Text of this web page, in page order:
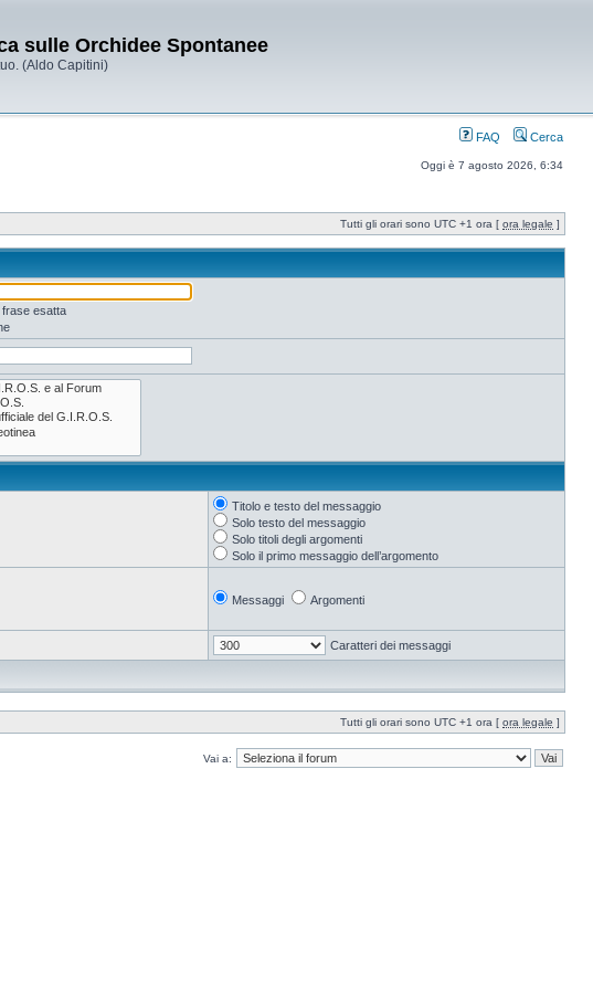
sulle Orchidee Spontanee
(Aldo Capitini)
FAQ Cerca
Oggi è 7 agosto 2026, 6:34
Tutti gli orari sono UTC +1 ora [ ora legale ]
esatta
Titolo e testo del messaggio
Solo testo del messaggio
Solo titoli degli argomenti
Solo il primo messaggio dell’argomento
Messaggi Argomenti
Caratteri dei messaggi
Tutti gli orari sono UTC +1 ora [ ora legale ]
Vai a: